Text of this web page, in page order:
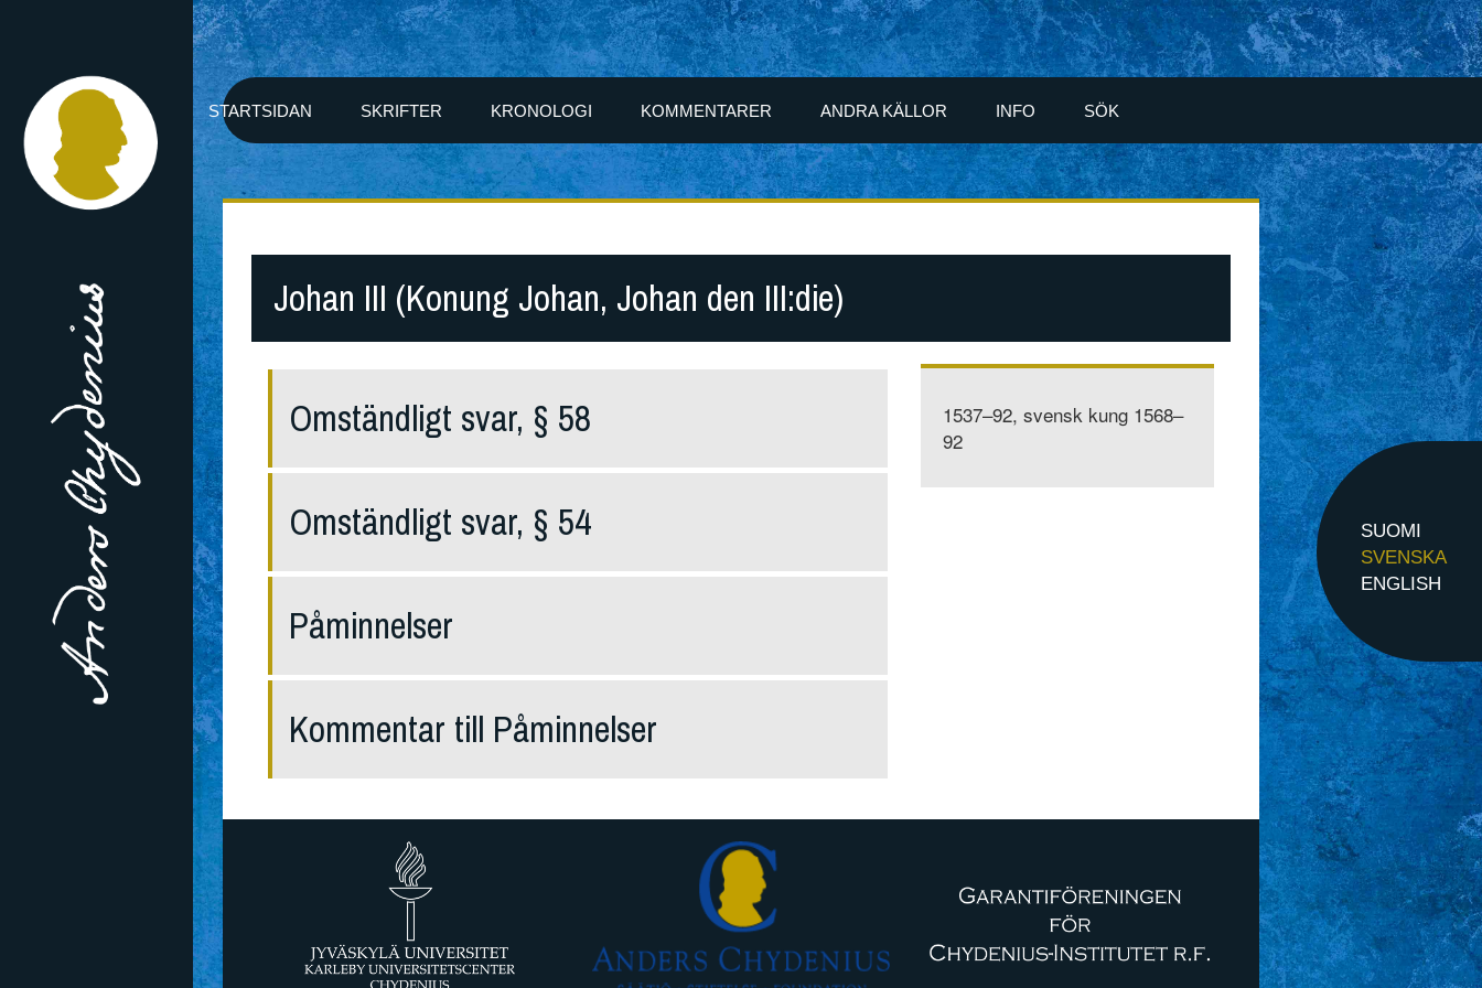
STARTSIDAN SKRIFTER KRONOLOGI KOMMENTARER ANDRA KÄLLOR INFO SÖK
SUOMI
SVENSKA
ENGLISH
Johan III (Konung Johan, Johan den III:die)
Omständligt svar, § 58
Omständligt svar, § 54
Påminnelser
Kommentar till Påminnelser
1537–92, svensk kung 1568–
92